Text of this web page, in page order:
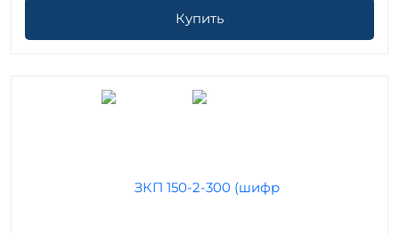
Купить